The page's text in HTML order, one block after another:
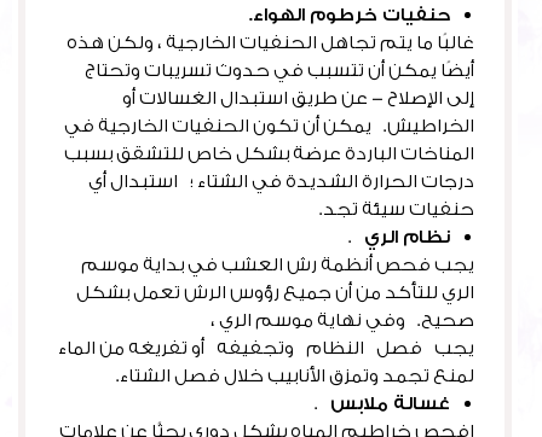
حنفيات خرطوم الهواء.
غالبًا ما يتم تجاهل الحنفيات الخارجية ، ولكن هذه
أيضًا يمكن أن تتسبب في حدوث تسريبات وتحتاج
إلى الإصلاح – عن طريق استبدال الغسالات أو
الخراطيش. يمكن أن تكون الحنفيات الخارجية في
المناخات الباردة عرضة بشكل خاص للتشقق بسبب
درجات الحرارة الشديدة في الشتاء ؛ استبدال أي
حنفيات سيئة تجد.
نظام الري .
يجب فحص أنظمة رش العشب في بداية موسم
الري للتأكد من أن جميع رؤوس الرش تعمل بشكل
صحيح. وفي نهاية موسم الري ،
يجب فصل النظام وتجفيفه أو تفريغه من الماء
لمنع تجمد وتمزق الأنابيب خلال فصل الشتاء.
غسالة ملابس .